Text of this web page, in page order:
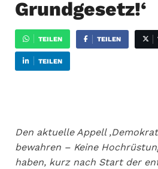
Grundgesetz!‘
TEILEN TEILEN
TEILEN
Den aktuelle Appell
bewahren – Keine
haben, kurz nach Start der